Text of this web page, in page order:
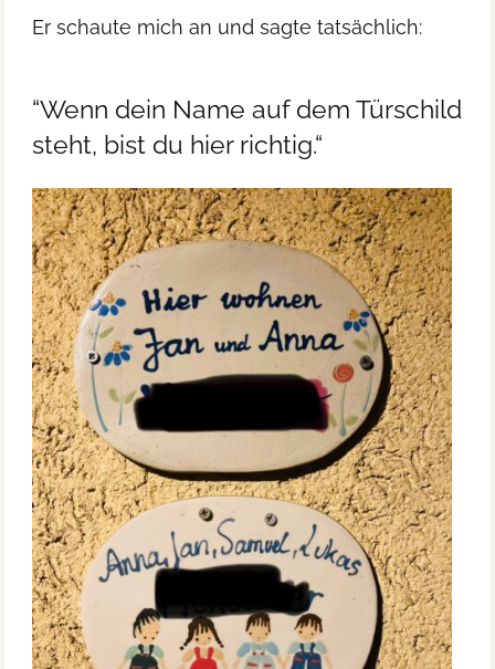
Er schaute mich an und sagte tatsächlich:
“Wenn dein Name auf dem Türschild
steht, bist du hier richtig.“